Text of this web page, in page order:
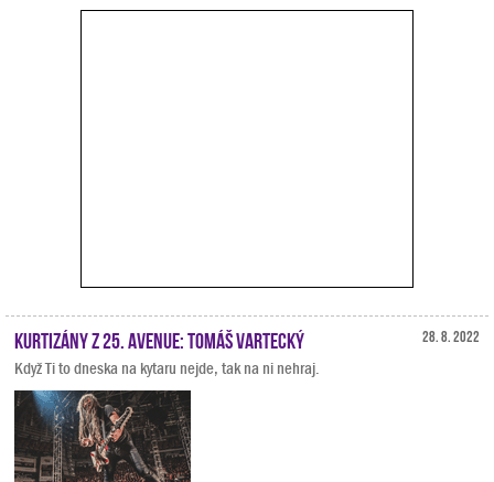
28. 8. 2022
Kurtizány z 25. Avenue: Tomáš Vartecký
Když Ti to dneska na kytaru nejde, tak na ni nehraj.